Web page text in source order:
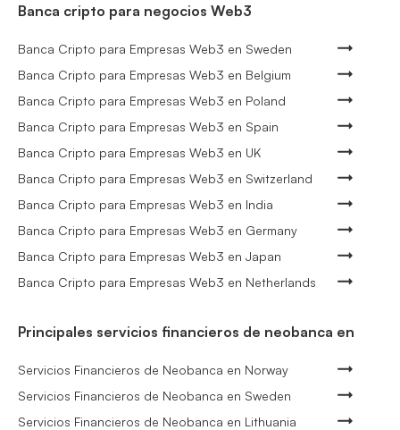
Banca cripto para negocios Web3
Banca Cripto para Empresas Web3 en Sweden
Banca Cripto para Empresas Web3 en Belgium
Banca Cripto para Empresas Web3 en Poland
Banca Cripto para Empresas Web3 en Spain
Banca Cripto para Empresas Web3 en UK
Banca Cripto para Empresas Web3 en Switzerland
Banca Cripto para Empresas Web3 en India
Banca Cripto para Empresas Web3 en Germany
Banca Cripto para Empresas Web3 en Japan
Banca Cripto para Empresas Web3 en Netherlands
Principales servicios financieros de neobanca en
Servicios Financieros de Neobanca en Norway
Servicios Financieros de Neobanca en Sweden
Servicios Financieros de Neobanca en Lithuania